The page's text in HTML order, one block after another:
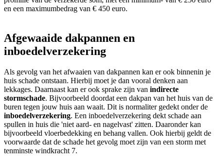
en een maximumbedrag van € 450 euro.
Afgewaaide dakpannen en
inboedelverzekering
Als gevolg van het afwaaien van dakpannen kan er ook binnenin je
huis schade ontstaan. Hierbij moet je dan vooral denken aan
lekkages. Daarnaast kan er ook sprake zijn van indirecte
stormschade. Bijvoorbeeld doordat een dakpan van het huis van de
buren tegen jouw huis aan waait. Dit is normaliter gedekt onder de
inboedelverzekering. Een inboedelverzekering dekt schade aan
spullen in huis die 'niet aard- en nagelvast' zitten. Daaronder kan
bijvoorbeeld vloerbedekking en behang vallen. Ook hierbij geldt de
voorwaarde dat de schade het gevolg moet zijn van een storm met
tenminste windkracht 7.